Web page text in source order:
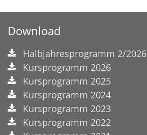
Download
Halbjahresprogramm 2/2026
Kursprogramm 2026
Kursprogramm 2025
Kursprogramm 2024
Kursprogramm 2023
Kursprogramm 2022